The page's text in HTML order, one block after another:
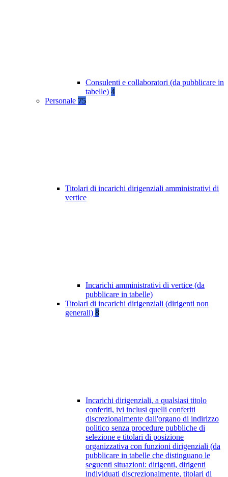
Consulenti e collaboratori (da pubblicare in
tabelle) 4
Personale 75
Titolari di incarichi dirigenziali amministrativi di
vertice
Incarichi amministrativi di vertice (da
pubblicare in tabelle)
Titolari di incarichi dirigenziali (dirigenti non
generali) 8
Incarichi dirigenziali, a qualsiasi titolo
conferiti, ivi inclusi quelli conferiti
discrezionalmente dall'organo di indirizzo
politico senza procedure pubbliche di
selezione e titolari di posizione
organizzativa con funzioni dirigenziali (da
pubblicare in tabelle che distinguano le
seguenti situazioni: dirigenti, dirigenti
individuati discrezionalmente, titolari di